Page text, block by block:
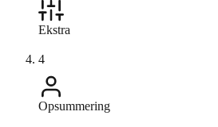
Ekstra
4
Opsummering